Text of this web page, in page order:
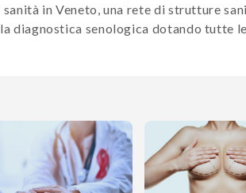
in Veneto, una rete di strutture
diagnostica senologica dotando tutte